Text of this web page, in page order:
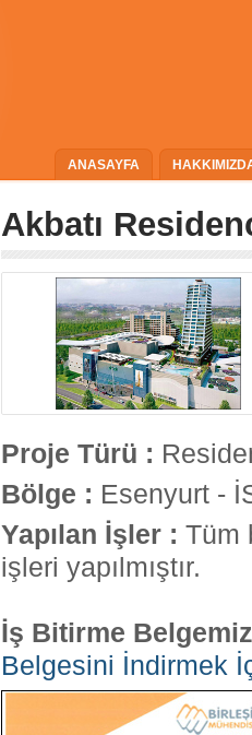
ANASAYFA
Akbatı
Proje Türü :
Bölge : Esenyurt -
Yapılan İşler : Tüm
işleri yapılmıştır.
İş Bitirme
Belgesini İndirmek